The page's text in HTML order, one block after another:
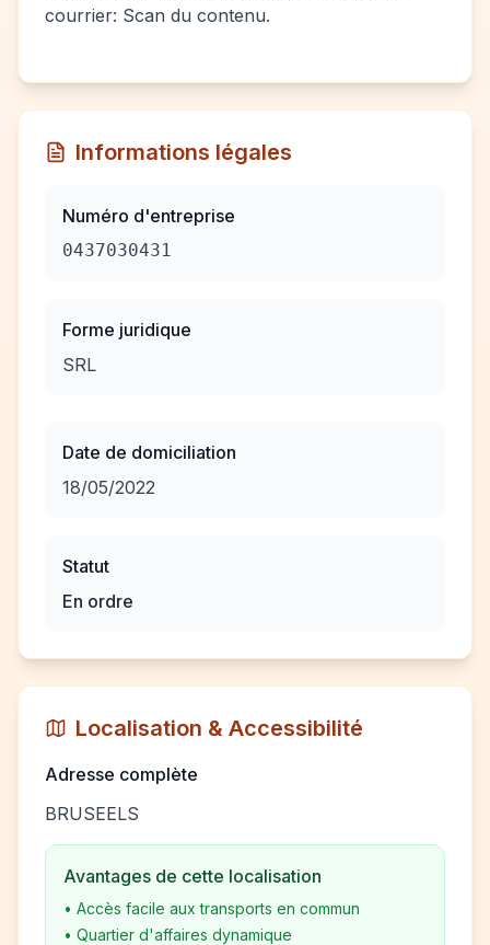
courrier: Scan du contenu.
Informations légales
Numéro d'entreprise
0437030431
Forme juridique
SRL
Date de domiciliation
18/05/2022
Statut
En ordre
Localisation & Accessibilité
Adresse complète
BRUSEELS
Avantages de cette localisation
• Accès facile aux transports en commun
• Quartier d'affaires dynamique